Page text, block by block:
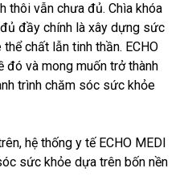
thôi vẫn chưa đủ. Chìa khóa
đầy chính là xây dựng sức
chất lẫn tinh thần. ECHO
đó và mong muốn trở thành
trình chăm sóc sức khỏe
hệ thống y tế ECHO MEDI
sức khỏe dựa trên bốn nền